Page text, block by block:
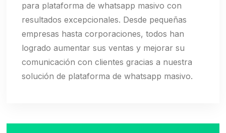
para plataforma de whatsapp masivo con
resultados excepcionales. Desde pequeñas
empresas hasta corporaciones, todos han
logrado aumentar sus ventas y mejorar su
comunicación con clientes gracias a nuestra
solución de plataforma de whatsapp masivo.